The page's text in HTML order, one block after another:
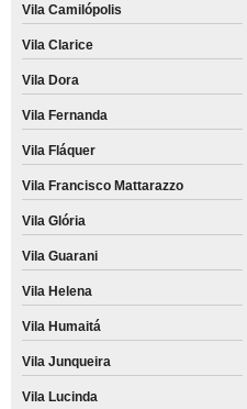
Vila Camilópolis
Vila Clarice
Vila Dora
Vila Fernanda
Vila Fláquer
Vila Francisco Mattarazzo
Vila Glória
Vila Guarani
Vila Helena
Vila Humaitá
Vila Junqueira
Vila Lucinda